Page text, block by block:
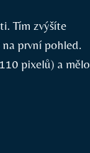
Tím zvýšíte
první pohled.
pixelů) a mělo